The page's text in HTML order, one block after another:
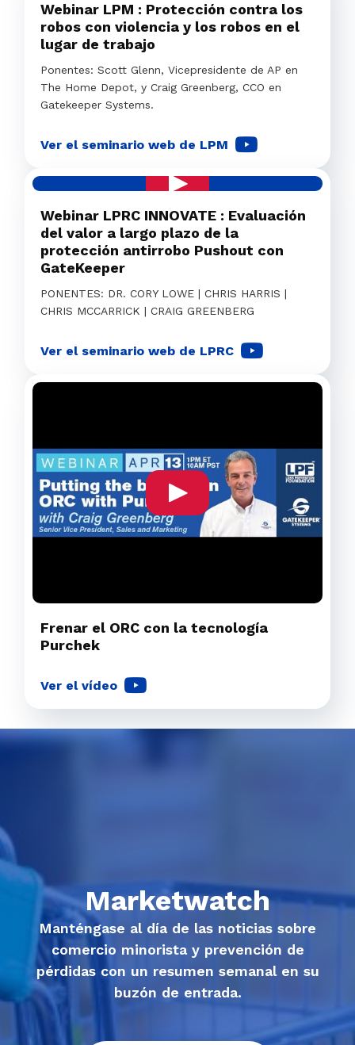
Webinar LPM : Protección contra los
robos con violencia y los robos en el
lugar de trabajo
Ponentes: Scott Glenn, Vicepresidente de AP en
The Home Depot, y Craig Greenberg, CCO en
Gatekeeper Systems.
Ver el seminario web de LPM
Webinar LPRC INNOVATE : Evaluación
del valor a largo plazo de la
protección antirrobo Pushout con
GateKeeper
PONENTES: DR. CORY LOWE | CHRIS HARRIS |
CHRIS MCCARRICK | CRAIG GREENBERG
Ver el seminario web de LPRC
Frenar el ORC con la tecnología
Purchek
Ver el vídeo
Marketwatch
Manténgase al día de las noticias sobre
comercio minorista y prevención de
pérdidas con un resumen semanal en su
buzón de entrada.